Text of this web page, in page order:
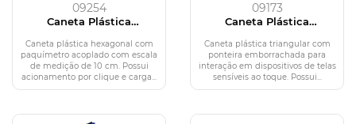
09254
Caneta Plástica
Caneta plástica hexagonal com
paquímetro acoplado com escala
de medição de 10 cm. Possui
acionamento por clique e carga...
09173
Caneta Plástica
Caneta plástica triangular com
ponteira emborrachada para
interação em dispositivos de telas
sensíveis ao toque. Possui...